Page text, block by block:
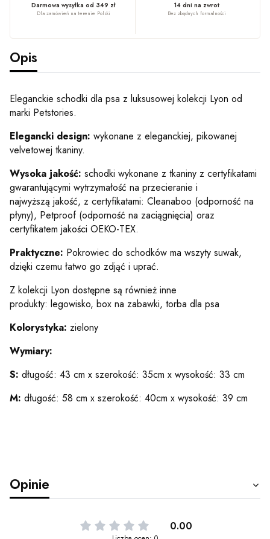
Darmowa wysyłka od 349 zł
Dla zamówień na terenie Polski
14 dni na zwrot
Bez zbędnych formalności
Opis
Eleganckie schodki dla psa z luksusowej kolekcji Lyon od
marki Petstories.
Elegancki design: wykonane z eleganckiej, pikowanej
velvetowej tkaniny.
Wysoka jakość: schodki wykonane z tkaniny z certyfikatami
gwarantującymi wytrzymałość na przecieranie i
najwyższą jakość, z certyfikatami: Cleanaboo (odporność na
płyny), Petproof (odporność na zaciągnięcia) oraz
certyfikatem jakości OEKO-TEX.
Praktyczne: Pokrowiec do schodków ma wszyty suwak,
dzięki czemu łatwo go zdjąć i uprać.
Z kolekcji Lyon dostępne są również inne
produkty: legowisko, box na zabawki, torba dla psa
Kolorystyka: zielony
Wymiary:
S: długość: 43 cm x szerokość: 35cm x wysokość: 33 cm
M: długość: 58 cm x szerokość: 40cm x wysokość: 39 cm
Opinie
0.00